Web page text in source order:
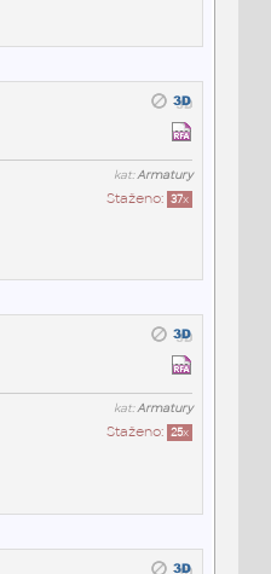
kat:Armatury
Staženo: 37x
kat:Armatury
Staženo: 25x